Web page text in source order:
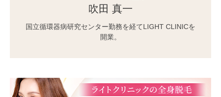
吹田 真一
国立循環器病研究センター勤務を経てLIGHT CLINICを
開業。